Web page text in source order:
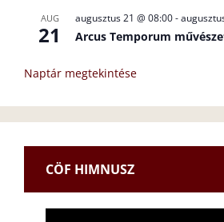
AUG
21
augusztus 21 @ 08:00-
Arcus Temporum
Naptár megtekintése
CÖF HIMNUSZ